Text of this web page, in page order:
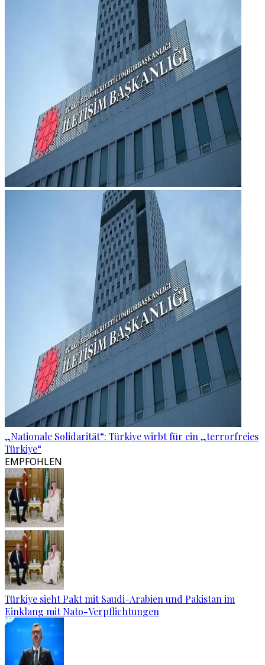
„Nationale Solidarität“: Türkiye wirbt für ein „terrorfreies
Türkiye“
EMPFOHLEN
Türkiye sieht Pakt mit Saudi-Arabien und Pakistan im
Einklang mit Nato-Verpflichtungen